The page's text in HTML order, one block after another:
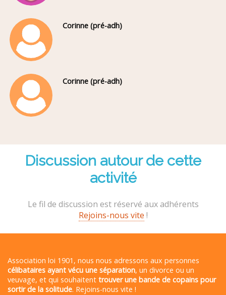
Corinne (pré-adh)
Corinne (pré-adh)
Discussion autour de cette
activité
Le fil de discussion est réservé aux adhérents
Rejoins-nous vite !
Association loi 1901, nous nous adressons aux personnes
célibataires ayant vécu une séparation, un divorce ou un
veuvage, et qui souhaitent trouver une bande de copains pour
sortir de la solitude. Rejoins-nous vite !